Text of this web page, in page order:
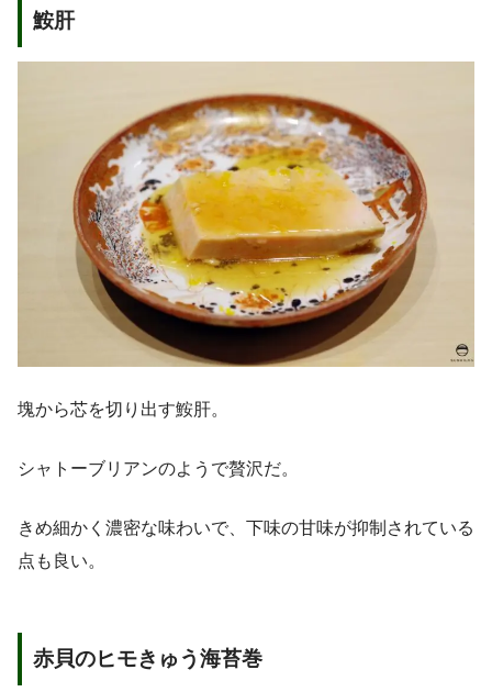
鮟肝
塊から芯を切り出す鮟肝。
シャトーブリアンのようで贅沢だ。
きめ細かく濃密な味わいで、下味の甘味が抑制されている
点も良い。
赤貝のヒモきゅう海苔巻